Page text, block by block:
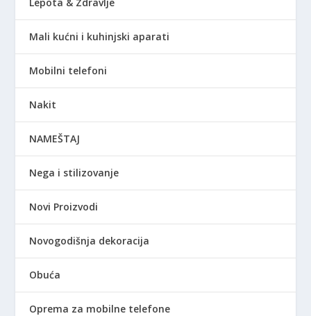
Mali kućni i kuhinjski aparati
Mobilni telefoni
Nakit
NAMEŠTAJ
Nega i stilizovanje
Novi Proizvodi
Novogodišnja dekoracija
Obuća
Oprema za mobilne telefone